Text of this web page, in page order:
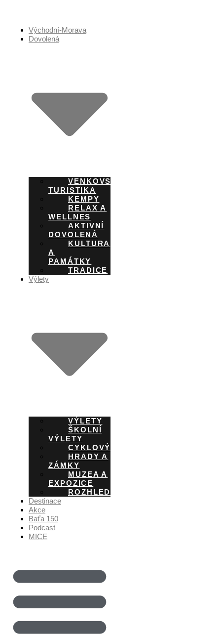
Východní-Morava
Dovolená
VENKOVSKÁ
TURISTIKA
KEMPY
RELAX A
WELLNES
AKTIVNÍ
DOVOLENÁ
KULTURA
A
PAMÁTKY
TRADICE
Výlety
VÝLETY
ŠKOLNÍ
VÝLETY
CYKLOVÝLETY
HRADY A
ZÁMKY
MUZEA A
EXPOZICE
ROZHLEDNY
Destinace
Akce
Baťa 150
Podcast
MICE